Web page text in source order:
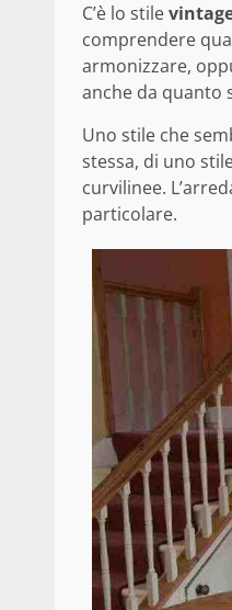
C’è lo stile
comprendere
armonizzare,
anche da quanto
Uno stile che
stessa, di uno
curvilinee.
particolare.